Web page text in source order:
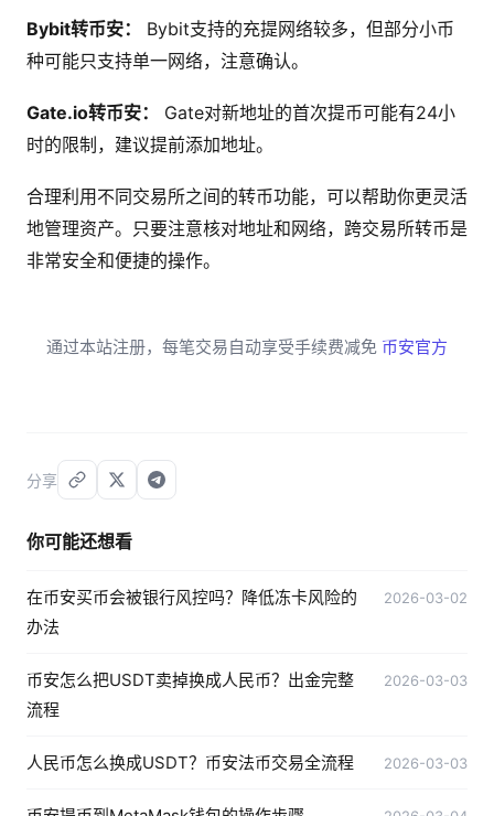
Bybit转币安：
Bybit支持的充提网络较多，但部分小币
种可能只支持单一网络，注意确认。
Gate.io转币安：
Gate对新地址的首次提币可能有24小
时的限制，建议提前添加地址。
合理利用不同交易所之间的转币功能，可以帮助你更灵活
地管理资产。只要注意核对地址和网络，跨交易所转币是
非常安全和便捷的操作。
通过本站注册，每笔交易自动享受手续费减免 币安官方
分享
你可能还想看
在币安买币会被银行风控吗？降低冻卡风险的
办法
2026-03-02
币安怎么把USDT卖掉换成人民币？出金完整
流程
2026-03-03
人民币怎么换成USDT？币安法币交易全流程 2026-03-03